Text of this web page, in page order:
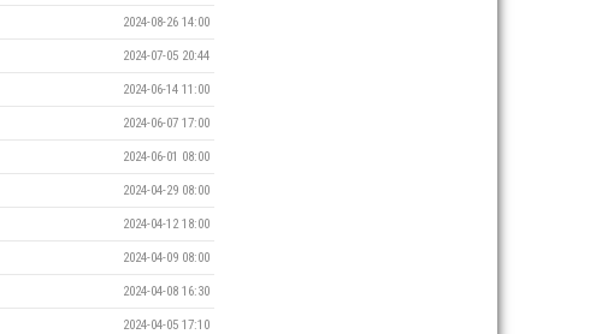
2024-08-26 14:00
2024-07-05 20:44
2024-06-14 11:00
2024-06-07 17:00
2024-06-01 08:00
2024-04-29 08:00
2024-04-12 18:00
2024-04-09 08:00
2024-04-08 16:30
2024-04-05 17:10